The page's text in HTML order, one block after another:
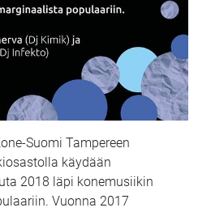
Suomi Tampereen
käydään
2018 läpi konemusiikin
Vuonna 2017